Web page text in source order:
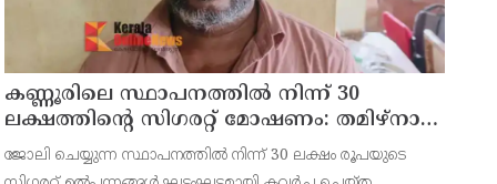
കണ്ണൂരിലെ സ്ഥാപനത്തിൽ നിന്ന് 30
ലക്ഷത്തിന്റെ സിഗരറ്റ് മോഷണം: തമിഴ്‌നാട്
സ്വദേശിയായ സെയിൽസ്മാൻ
തെങ്കാശിയിൽ പിടിയിൽ
ജോലി ചെയ്യുന്ന സ്ഥാപനത്തിൽ നിന്ന് 30 ലക്ഷം രൂപയുടെ